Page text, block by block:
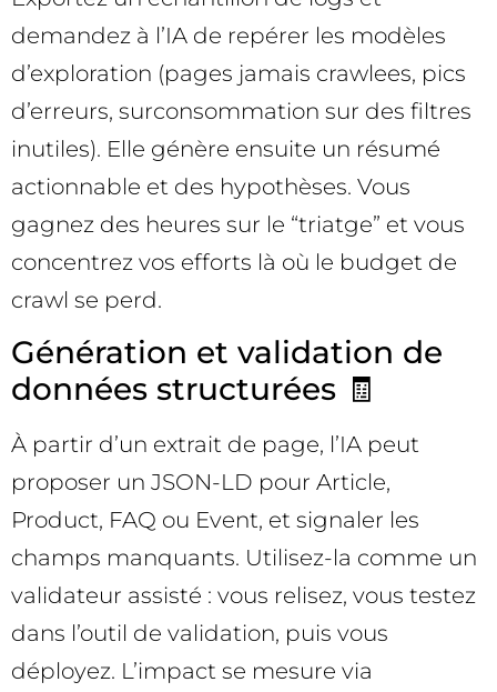
demandez à l’IA de repérer les modèles
d’exploration (pages jamais crawlees, pics
d’erreurs, surconsommation sur des filtres
inutiles). Elle génère ensuite un résumé
actionnable et des hypothèses. Vous
gagnez des heures sur le “triatge” et vous
concentrez vos efforts là où le budget de
crawl se perd.
Génération et validation de
données structurées 🧾
À partir d’un extrait de page, l’IA peut
proposer un JSON-LD pour Article,
Product, FAQ ou Event, et signaler les
champs manquants. Utilisez-la comme un
validateur assisté : vous relisez, vous testez
dans l’outil de validation, puis vous
déployez. L’impact se mesure via